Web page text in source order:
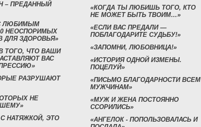
– ПРЕДАННЫЙ
ЛЮБИМЫМ
НЕОСПОРИМЫХ
ДЛЯ ЗДОРОВЬЯ»
ТОГО, ЧТО ВАШИ
ВАС
РАЗРУШАЮТ
НЕ
НАТЯЖКОЙ, ЭТО
«КОГДА ТЫ ЛЮБИШЬ ТОГО, КТО
НЕ МОЖЕТ БЫТЬ ТВОИМ…»
«ЕСЛИ ВАС ПРЕДАЛИ —
ПОБЛАГОДАРИТЕ СУДЬБУ!»
«ЗАПОМНИ, ЛЮБОВНИЦА!»
«ИСТОРИЯ ОДНОЙ ИЗМЕНЫ.
ПОЦЕЛУЙ»
«ПИСЬМО БЛАГОДАРНОСТИ ВСЕМ
МУЖЧИНАМ»
«МУЖ И ЖЕНА ПОСТОЯННО
ССОРИЛИСЬ»
«АНГЕЛОК - ПОПОЛЬЗОВАЛАСЬ И